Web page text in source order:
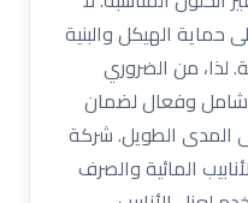
الهيكل والبنية
لذا، من الضروري
شامل وفعال لضمان
المدى الطويل. شركة
المائية والصرف